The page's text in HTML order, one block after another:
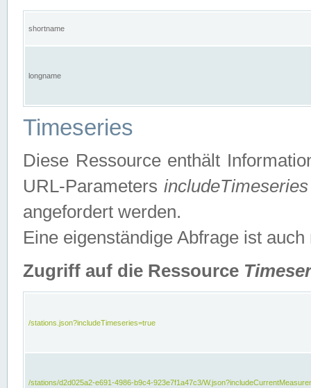
shortname
longname
Timeseries
Diese Ressource enthält
URL-ParametersincludeTimeseries
angefordert werden.
Eine eigenständige Abfrage ist auch
Zugriff auf die Ressource
/stations.json?includeTimeseries=true
/stations/d2d025a2-e691-4986-b9c4-923e7f1a47c3/